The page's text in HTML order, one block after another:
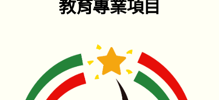
教育專業項目